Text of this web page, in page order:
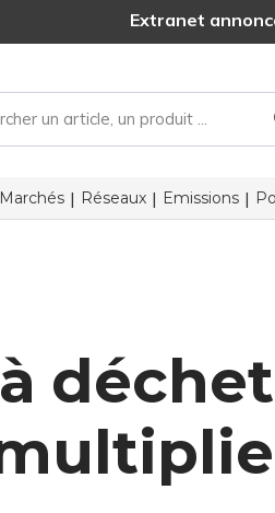
Extranet
Marchés Réseaux Emissions